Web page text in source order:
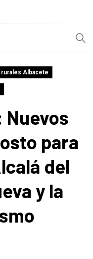
rurales Albacete
Nuevos
para
del
y la